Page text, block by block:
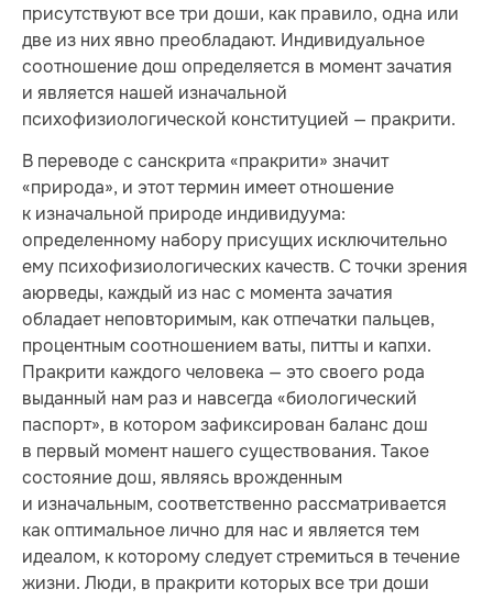
присутствуют все три доши, как правило, одна или
две из них явно преобладают. Индивидуальное
соотношение дош определяется в момент зачатия
и является нашей изначальной
психофизиологической конституцией — пракрити.
В переводе с санскрита «пракрити» значит
«природа», и этот термин имеет отношение
к изначальной природе индивидуума:
определенному набору присущих исключительно
ему психофизиологических качеств. С точки зрения
аюрведы, каждый из нас с момента зачатия
обладает неповторимым, как отпечатки пальцев,
процентным соотношением ваты, питты и капхи.
Пракрити каждого человека — это своего рода
выданный нам раз и навсегда «биологический
паспорт», в котором зафиксирован баланс дош
в первый момент нашего существования. Такое
состояние дош, являясь врожденным
и изначальным, соответственно рассматривается
как оптимальное лично для нас и является тем
идеалом, к которому следует стремиться в течение
жизни. Люди, в пракрити которых все три доши